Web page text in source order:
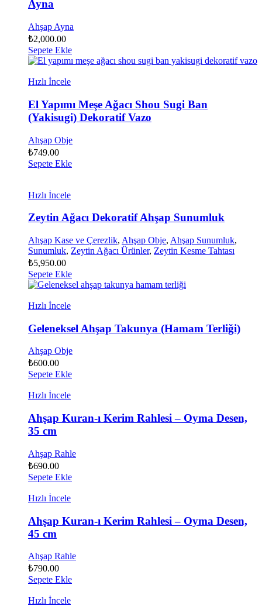
Ayna
Ahşap Ayna
₺2,000.00
Sepete Ekle
Hızlı İncele
El Yapımı Meşe Ağacı Shou Sugi Ban
(Yakisugi) Dekoratif Vazo
Ahşap Obje
₺749.00
Sepete Ekle
Hızlı İncele
Zeytin Ağacı Dekoratif Ahşap Sunumluk
Ahşap Kase ve Çerezlik, Ahşap Obje, Ahşap Sunumluk,
Sunumluk, Zeytin Ağacı Ürünler, Zeytin Kesme Tahtası
₺5,950.00
Sepete Ekle
Hızlı İncele
Geleneksel Ahşap Takunya (Hamam Terliği)
Ahşap Obje
₺600.00
Sepete Ekle
Hızlı İncele
Ahşap Kuran-ı Kerim Rahlesi – Oyma Desen,
35 cm
Ahşap Rahle
₺690.00
Sepete Ekle
Hızlı İncele
Ahşap Kuran-ı Kerim Rahlesi – Oyma Desen,
45 cm
Ahşap Rahle
₺790.00
Sepete Ekle
Hızlı İncele